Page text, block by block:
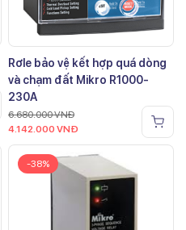
Rơle bảo vệ kết hợp quá dòng
và chạm đất Mikro R1000-
230A
6.680.000VNĐ
4.142.000 VNĐ
-38%